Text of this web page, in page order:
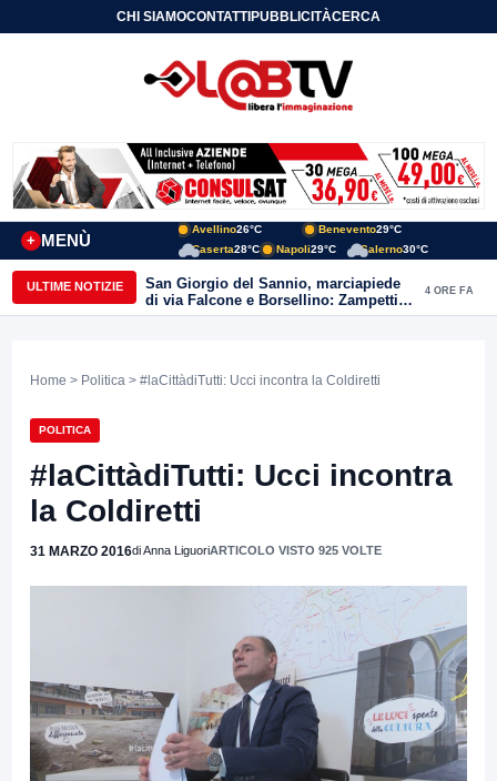
CHI SIAMOCONTATTIPUBBLICITÀCERCA
MENÙ
+
Avellino26°C Benevento29°C
Caserta28°C Napoli29°C Salerno30°C
ULTIME NOTIZIE
San Giorgio del Sannio, marciapiede
di via Falcone e Borsellino: Zampetti e
Lombardi replicano alle polemiche
4 ORE FA
Home > Politica > #laCittàdiTutti: Ucci incontra la Coldiretti
POLITICA
#laCittàdiTutti: Ucci incontra
la Coldiretti
31 MARZO 2016di Anna LiguoriARTICOLO VISTO 925 VOLTE